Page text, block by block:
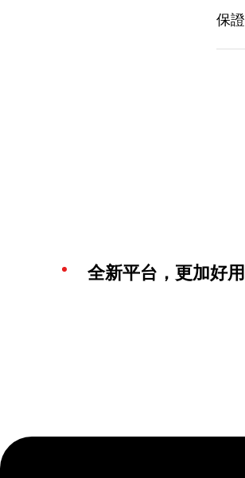
全新平台，更加好用